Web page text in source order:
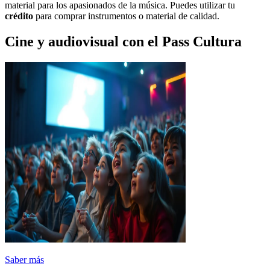
material para los apasionados de la música. Puedes utilizar tu
crédito para comprar instrumentos o material de calidad.
Cine y audiovisual con el Pass Cultura
Saber más